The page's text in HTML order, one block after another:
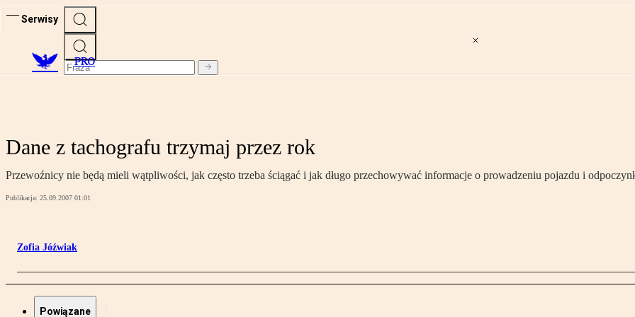
Serwisy
PRO
Dane z tachografu trzymaj przez rok
Przewoźnicy nie będą mieli wątpliwości, jak często trzeba ściągać i jak długo przechowywać informacje o prowadzeniu pojazdu i
Publikacja: 25.09.2007 01:01
Zofia Jóźwiak
Powiązane